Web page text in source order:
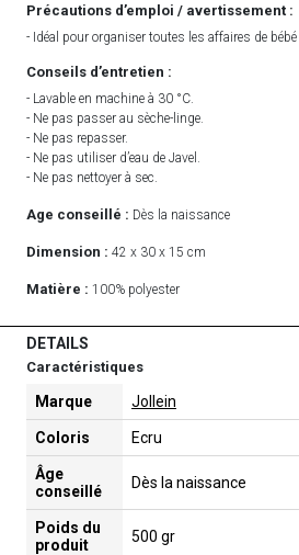
Précautions d’emploi / avertissement :
- Idéal pour organiser toutes les affaires de
Conseils d’entretien :
- Lavable en machine à 30 °C.
- Ne pas passer au sèche-linge.
- Ne pas repasser.
- Ne pas utiliser d’eau de Javel.
- Ne pas nettoyer à sec.
Age conseillé : Dès la naissance
Dimension : 42 x 30 x 15 cm
Matière : 100% polyester
DETAILS
Caractéristiques
Marque Jollein
Coloris Ecru
Âge
conseillé
Dès la naissance
Poids du
produit
500 gr